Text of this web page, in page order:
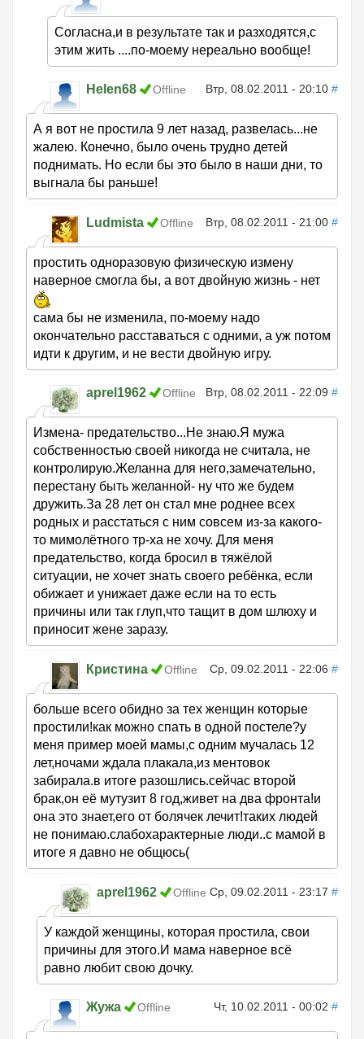
Согласна,и в результате так и разходятся,с
этим жить ....по-моему нереально вообще!
Helen68 Offline Втр, 08.02.2011 - 20:10 #
А я вот не простила 9 лет назад, развелась...не
жалею. Конечно, было очень трудно детей
поднимать. Но если бы это было в наши дни, то
выгнала бы раньше!
Ludmista Offline Втр, 08.02.2011 - 21:00 #
простить одноразовую физическую измену
наверное смогла бы, а вот двойную жизнь - нет
сама бы не изменила, по-моему надо
окончательно расставаться с одними, а уж потом
идти к другим, и не вести двойную игру.
aprel1962 Offline Втр, 08.02.2011 - 22:09 #
Измена- предательство...Не знаю.Я мужа
собственностью своей никогда не считала, не
контролирую.Желанна для него,замечательно,
перестану быть желанной- ну что же будем
дружить.За 28 лет он стал мне роднее всех
родных и расстаться с ним совсем из-за какого-
то мимолётного тр-ха не хочу. Для меня
предательство, когда бросил в тяжёлой
ситуации, не хочет знать своего ребёнка, если
обижает и унижает даже если на то есть
причины или так глуп,что тащит в дом шлюху и
приносит жене заразу.
Кристина Offline Ср, 09.02.2011 - 22:06 #
больше всего обидно за тех женщин которые
простили!как можно спать в одной постеле?у
меня пример моей мамы,с одним мучалась 12
лет,ночами ждала плакала,из ментовок
забирала.в итоге разошлись.сейчас второй
брак,он её мутузит 8 год,живет на два фронта!и
она это знает,его от болячек лечит!таких людей
не понимаю.слабохарактерные люди..с мамой в
итоге я давно не общюсь(
aprel1962 Offline Ср, 09.02.2011 - 23:17 #
У каждой женщины, которая простила, свои
причины для этого.И мама наверное всё
равно любит свою дочку.
Жужа Offline Чт, 10.02.2011 - 00:02 #